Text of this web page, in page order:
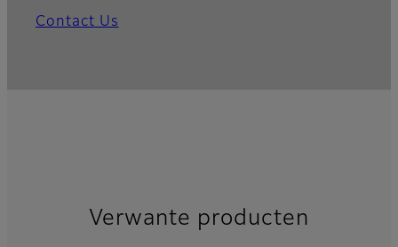
Contact Us
Verwante producten